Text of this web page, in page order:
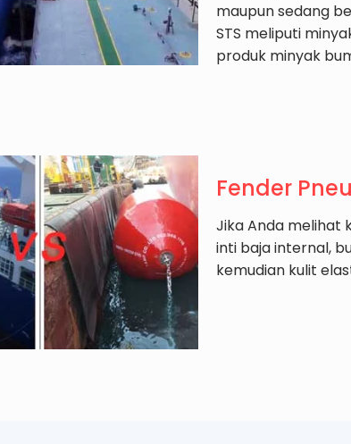
maupun sedang
STS meliputi
produk minyak
Fender
Jika Anda melihat
inti baja internal,
kemudian kulit